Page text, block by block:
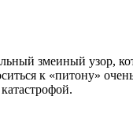
змеиный узор,
к «питону»